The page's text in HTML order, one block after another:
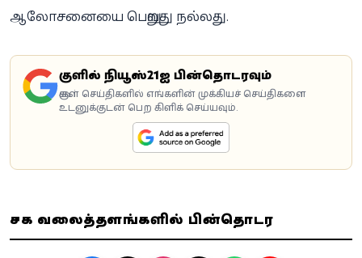
ஆலோசனையை பெறுவது நல்லது.
கூகுளில் நியூஸ்21ஐ பின்தொடரவும்
கூகுள் செய்திகளில் எங்களின் முக்கியச் செய்திகளை
உடனுக்குடன் பெற கிளிக் செய்யவும்.
சமூக வலைத்தளங்களில் பின்தொடர